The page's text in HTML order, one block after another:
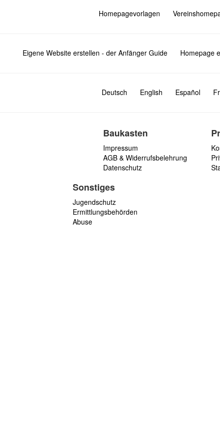
Homepagevorlagen
Eigene Website erstellen - der Anfänger Guide Homepage
Deutsch English Español
Baukasten
Impressum
AGB & Widerrufsbelehrung
Datenschutz
Sonstiges
Jugendschutz
Ermittlungsbehörden
Abuse